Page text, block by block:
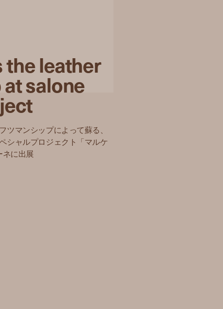
leather
salone
マンシップによって蘇る、
シャルプロジェクト「マルケ
ネに出展